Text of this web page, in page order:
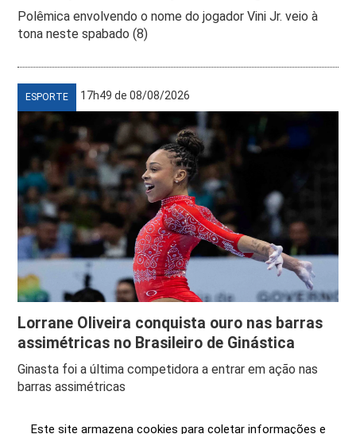
Polêmica envolvendo o nome do jogador Vini Jr. veio à
tona neste spabado (8)
ESPORTE 17h49 de 08/08/2026
Lorrane Oliveira conquista ouro nas barras
assimétricas no Brasileiro de Ginástica
Ginasta foi a última competidora a entrar em ação nas
barras assimétricas
Este site armazena cookies para coletar informações e